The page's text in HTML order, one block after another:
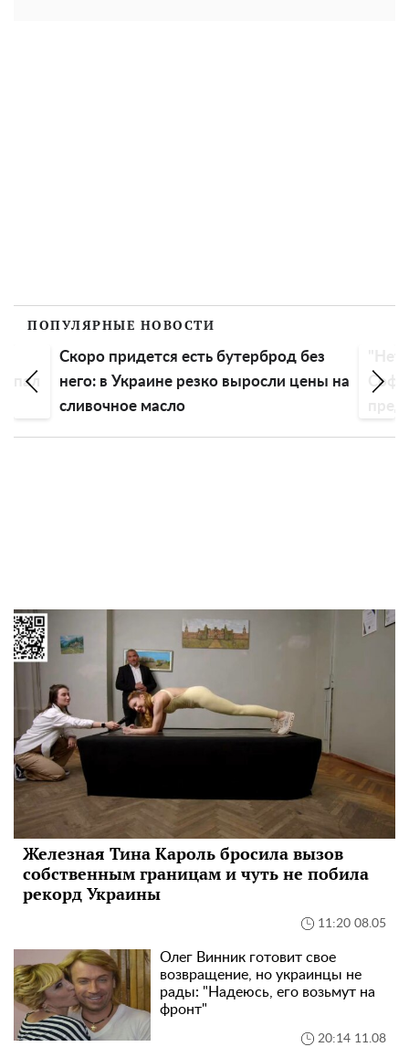
ПОПУЛЯРНЫЕ НОВОСТИ
есть бутерброд без
Украине резко выросли цены на
масло
"Нет репутации,
Софию Ротару
Железная Тина Кароль бросила вызов
собственным границам и чуть не побила
рекорд Украины
11:20 08.05
Олег Винник готовит свое
возвращение, но украинцы не
рады: "Надеюсь, его возьмут на
фронт"
20:14 11.08